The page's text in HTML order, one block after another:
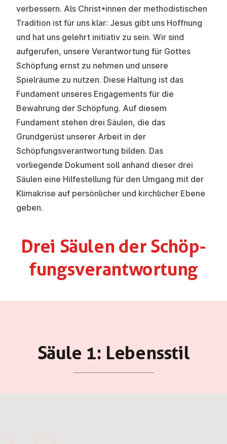
verbessern. Als Christ*innen der methodistischen
Tradition ist für uns klar: Jesus gibt uns Hoffnung
und hat uns gelehrt initiativ zu sein. Wir sind
aufgerufen, unsere Verantwortung für Gottes
Schöpfung ernst zu nehmen und unsere
Spielräume zu nutzen. Diese Haltung ist das
Fundament unseres Engagements für die
Bewahrung der Schöpfung. Auf diesem
Fundament stehen drei Säulen, die das
Grundgerüst unserer Arbeit in der
Schöpfungsverantwortung bilden. Das
vorliegende Dokument soll anhand dieser drei
Säulen eine Hilfestellung für den Umgang mit der
Klimakrise auf persönlicher und kirchlicher Ebene
geben.
Drei Säulen der Schöp­
fungs­ver­ant­wor­tung
Säule 1: Le­bens­stil